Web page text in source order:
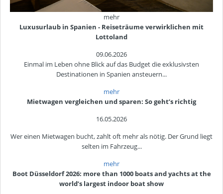
mehr
Luxusurlaub in Spanien - Reiseträume verwirklichen mit
Lottoland
09.06.2026
Einmal im Leben ohne Blick auf das Budget die exklusivsten
Destinationen in Spanien ansteuern...
mehr
Mietwagen vergleichen und sparen: So geht’s richtig
16.05.2026
Wer einen Mietwagen bucht, zahlt oft mehr als nötig. Der Grund liegt
selten im Fahrzeug...
mehr
Boot Düsseldorf 2026: more than 1000 boats and yachts at the
world’s largest indoor boat show